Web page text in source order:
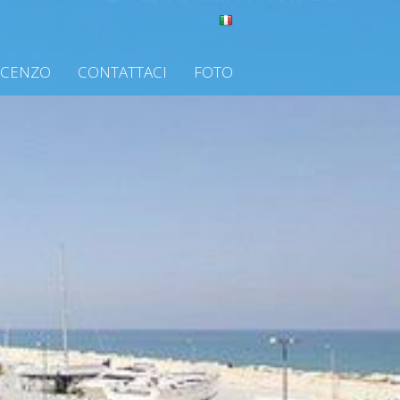
FOTO
CONTATTACI